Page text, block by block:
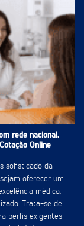
rede nacional,
Online
sofisticado da
oferecer um
médica,
Trata-se de
perfis exigentes